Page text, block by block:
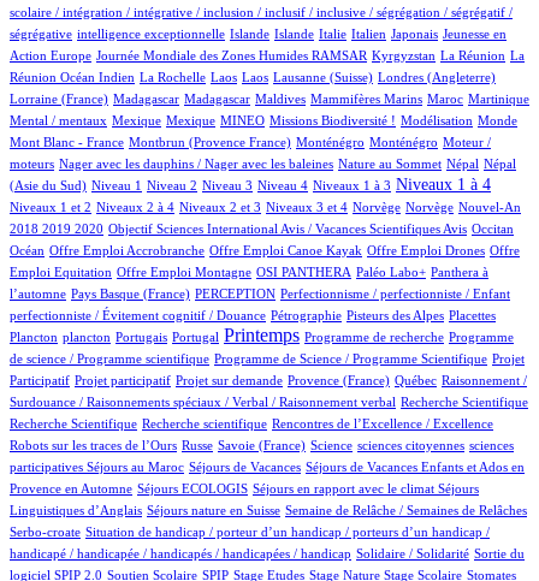
scolaire / intégration / intégrative / inclusion / inclusif / inclusive / ségrégation / ségrégatif /
ségrégative
1/626 intelligence exceptionnelle
9/626 Islande
8/626 Islande
4/626 Italie
38/626 Italien
5/626 Japonais
3/626
Jeunesse en
Action Europe
5/626 Journée Mondiale des Zones Humides RAMSAR
41/626 Kyrgyzstan
5/626 La Réunion
4/626
La
Réunion Océan Indien
1/626 La Rochelle
1/626 Laos
1/626 Laos
7/626 Lausanne (Suisse)
63/626 Londres (Angleterre)
2/626
Lorraine (France)
6/626 Madagascar
6/626 Madagascar
1/626 Maldives
1/626 Mammifères Marins
8/626 Maroc
9/626 Martinique
1/626
Mental / mentaux
1/626 Mexique
1/626 Mexique
21/626 MINEO
30/626 Missions Biodiversité !
1/626 Modélisation
3/626 Monde
1/626
Mont Blanc - France
7/626 Montbrun (Provence France)
8/626 Monténégro
8/626 Monténégro
1/626
Moteur /
moteurs
1/626 Nager avec les dauphins / Nager avec les baleines
2/626 Nature au Sommet
12/626 Népal
12/626
Népal
(Asie du Sud)
9/626 Niveau 1
10/626 Niveau 2
10/626 Niveau 3
54/626 Niveau 4
64/626 Niveaux 1 à 3
278/626 Niveaux 1 à 4
7/626
Niveaux 1 et 2
47/626 Niveaux 2 à 4
10/626 Niveaux 2 et 3
126/626 Niveaux 3 et 4
2/626 Norvège
2/626 Norvège
12/626
Nouvel-An
2018 2019 2020
1/626 Objectif Sciences International Avis / Vacances Scientifiques Avis
6/626 Occitan
88/626
Océan
1/626Offre Emploi Accrobranche
1/626 Offre Emploi Canoe Kayak
1/626 Offre Emploi Drones
1/626
Offre
Emploi Equitation
1/626 Offre Emploi Montagne
47/626 OSI PANTHERA
49/626 Paléo Labo+
46/626
Panthera à
l’automne
3/626 Pays Basque (France)
33/626 PERCEPTION
1/626
Perfectionnisme / perfectionniste / Enfant
perfectionniste / Évitement cognitif / Douance
4/626 Pétrographie
6/626 Pisteurs des Alpes
3/626 Placettes
1/626
Plancton
1/626 plancton
9/626 Portugais
1/626 Portugal
284/626 Printemps
1/626 Programme de recherche
1/626
Programme
de science / Programme scientifique
2/626 Programme de Science / Programme Scientifique
1/626
Projet
Participatif
1/626 Projet participatif
14/626 Projet sur demande
42/626 Provence (France)
3/626 Québec
1/626
Raisonnement /
Surdouance / Raisonnements spéciaux / Verbal / Raisonnement verbal
1/626 Recherche Scientifique
1/626
Recherche Scientifique
1/626 Recherche scientifique
1/626 Rencontres de l’Excellence / Excellence
3/626
Robots sur les traces de l’Ours
41/626 Russe
4/626 Savoie (France)
5/626 Science
1/626 sciences citoyennes
1/626
sciences
participatives
3/626 Séjours au Maroc
40/626 Séjours de Vacances
32/626
Séjours de Vacances Enfants et Ados en
Provence en Automne
3/626 Séjours ECOLOGIS
15/626 Séjours en rapport avec le climat
72/626
Séjours
Linguistiques d’Anglais
8/626 Séjours nature en Suisse
40/626 Semaine de Relâche / Semaines de Relâches
8/626
Serbo-croate
1/626
Situation de handicap / porteur d’un handicap / porteurs d’un handicap /
handicapé / handicapée / handicapés / handicapées / handicap
2/626 Solidaire / Solidarité
3/626
Sortie du
logiciel SPIP 2.0
37/626 Soutien Scolaire
3/626 SPIP
1/626 Stage Etudes
1/626 Stage Nature
5/626 Stage Scolaire
1/626 Stomates
100/626